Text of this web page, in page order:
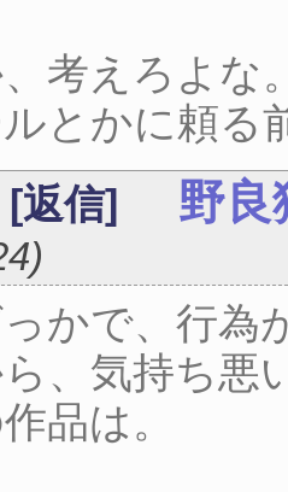
考えろよな
とかに頼る
[返信] 野良
)
かで、行為
、気持ち悪
品は。